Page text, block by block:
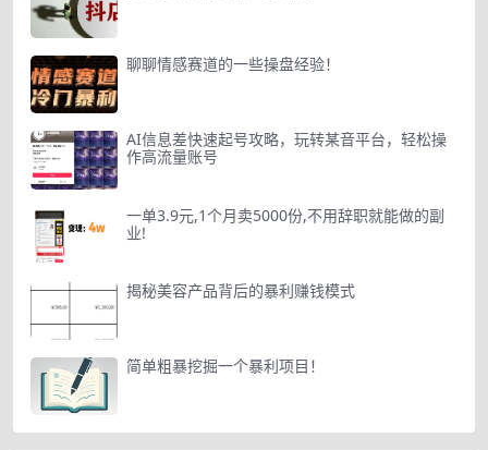
聊聊情感赛道的一些操盘经验！
AI信息差快速起号攻略，玩转某音平台，轻松操
作高流量账号
一单3.9元,1个月卖5000份,不用辞职就能做的副
业!
揭秘美容产品背后的暴利赚钱模式
简单粗暴挖掘一个暴利项目！